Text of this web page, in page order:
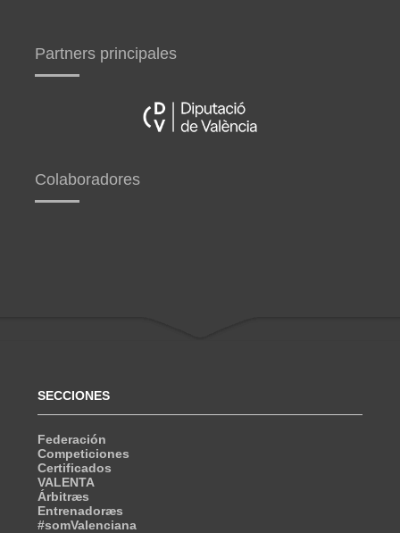
Partners principales
Colaboradores
SECCIONES
Federación
Competiciones
Certificados
VALENTA
Árbitræs
Entrenadoræs
#somValenciana